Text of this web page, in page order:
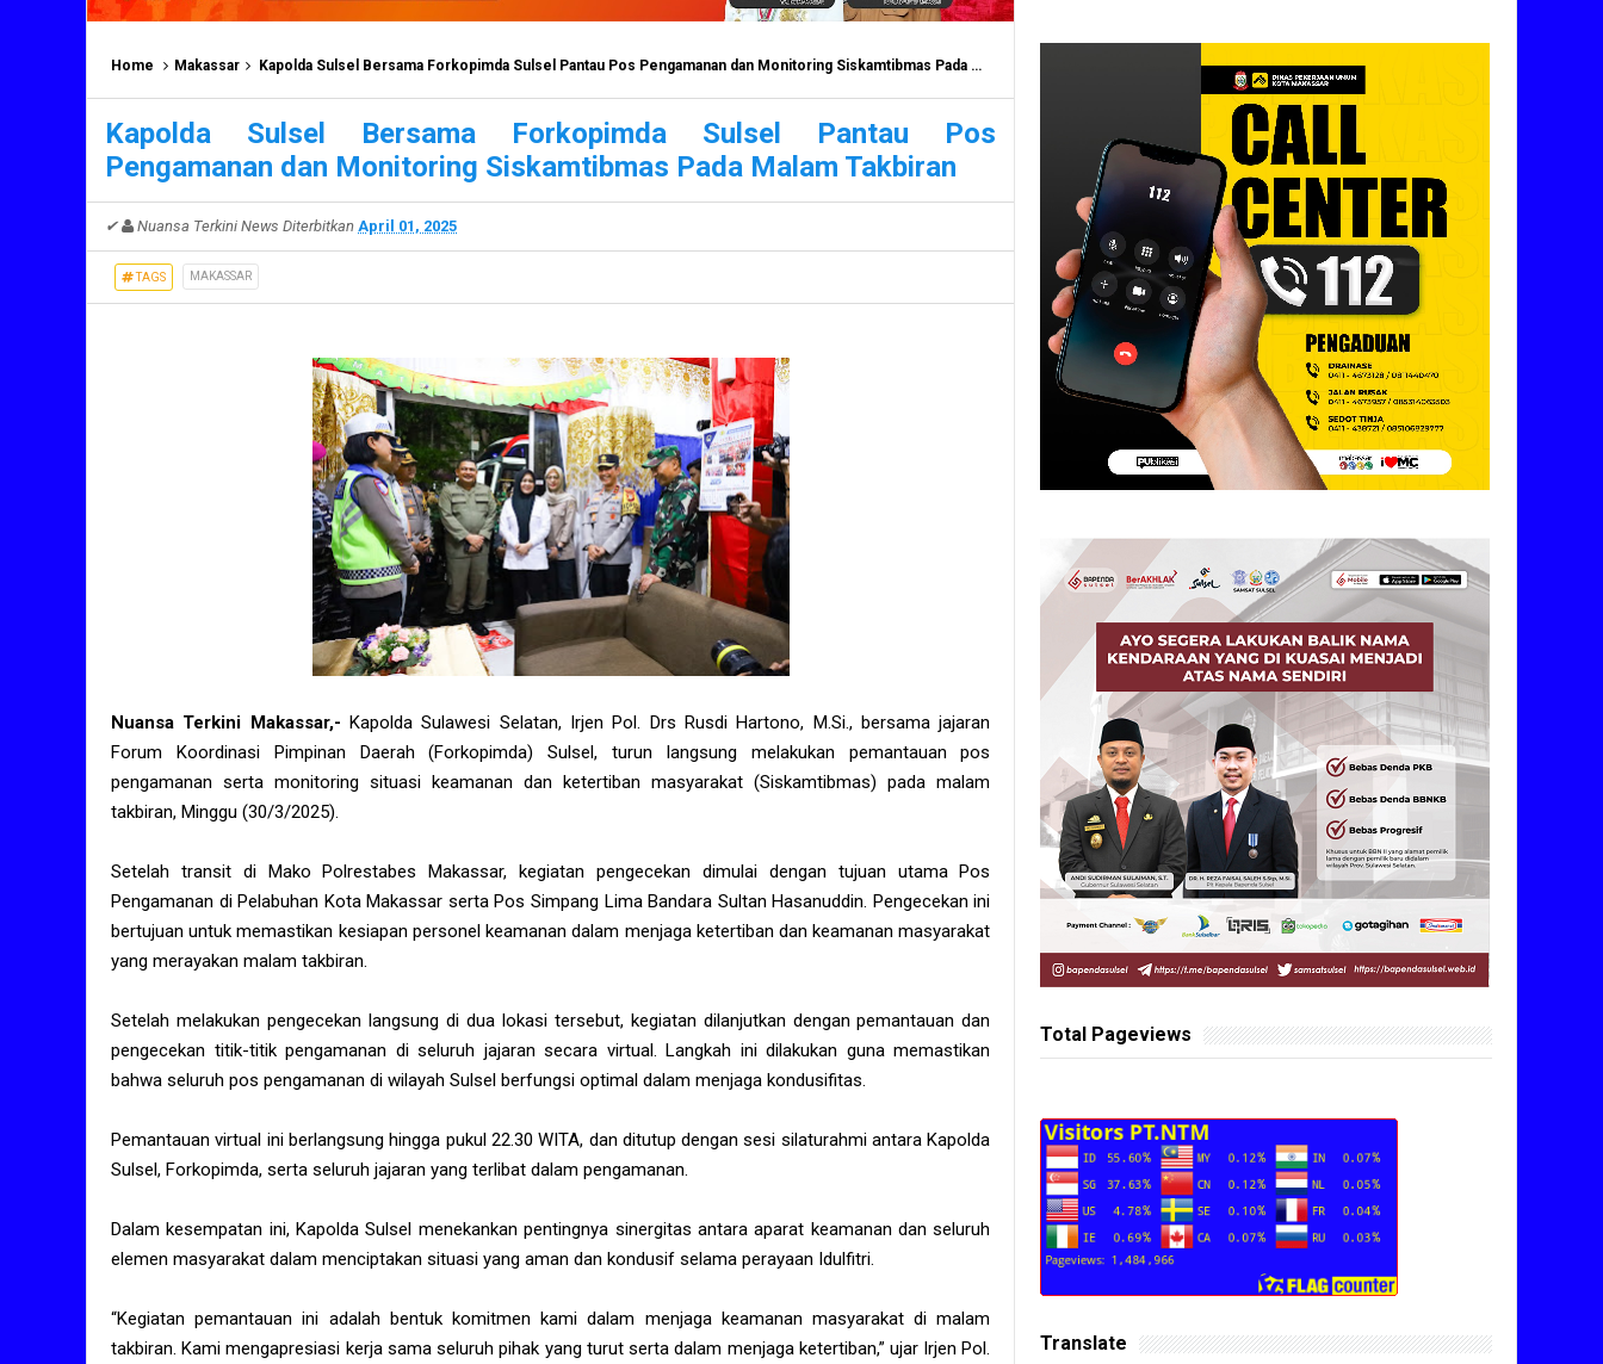
Home Makassar Kapolda Sulsel Bersama Forkopimda Sulsel Pantau Pos Pengamanan dan Monitoring Siskamtibmas Pada Malam Takbiran
Kapolda Sulsel Bersama Forkopimda Sulsel Pantau Pos
Pengamanan dan Monitoring Siskamtibmas Pada Malam Takbiran
✔ Nuansa Terkini News Diterbitkan April 01, 2025
TAGS MAKASSAR
Nuansa Terkini Makassar,-Kapolda Sulawesi Selatan, Irjen Pol. Drs Rusdi Hartono, M.Si., bersama jajaran
Forum Koordinasi Pimpinan Daerah (Forkopimda) Sulsel, turun langsung melakukan pemantauan pos
pengamanan serta monitoring situasi keamanan dan ketertiban masyarakat (Siskamtibmas) pada malam
takbiran, Minggu (30/3/2025).
Setelah transit di Mako Polrestabes Makassar, kegiatan pengecekan dimulai dengan tujuan utama Pos
Pengamanan di Pelabuhan Kota Makassar serta Pos Simpang Lima Bandara Sultan Hasanuddin. Pengecekan ini
bertujuan untuk memastikan kesiapan personel keamanan dalam menjaga ketertiban dan keamanan masyarakat
yang merayakan malam takbiran.
Setelah melakukan pengecekan langsung di dua lokasi tersebut, kegiatan dilanjutkan dengan pemantauan dan
pengecekan titik-titik pengamanan di seluruh jajaran secara virtual. Langkah ini dilakukan guna memastikan
bahwa seluruh pos pengamanan di wilayah Sulsel berfungsi optimal dalam menjaga kondusifitas.
Pemantauan virtual ini berlangsung hingga pukul 22.30 WITA, dan ditutup dengan sesi silaturahmi antara Kapolda
Sulsel, Forkopimda, serta seluruh jajaran yang terlibat dalam pengamanan.
Dalam kesempatan ini, Kapolda Sulsel menekankan pentingnya sinergitas antara aparat keamanan dan seluruh
elemen masyarakat dalam menciptakan situasi yang aman dan kondusif selama perayaan Idulfitri.
“Kegiatan pemantauan ini adalah bentuk komitmen kami dalam menjaga keamanan masyarakat di malam
takbiran. Kami mengapresiasi kerja sama seluruh pihak yang turut serta dalam menjaga ketertiban,” ujar Irjen Pol.
Total Pageviews
Translate